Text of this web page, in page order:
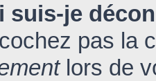
suis-je
pas la
lors de